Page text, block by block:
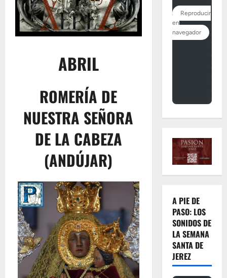
ABRIL
ROMERÍA DE
NUESTRA SEÑORA
DE LA CABEZA
(ANDÚJAR)
A PIE DE
PASO: LOS
SONIDOS DE
LA SEMANA
SANTA DE
JEREZ